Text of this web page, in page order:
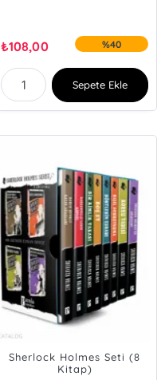
₺108,00 %40
Sepete Ekle
Sherlock Holmes Seti (8
Kitap)